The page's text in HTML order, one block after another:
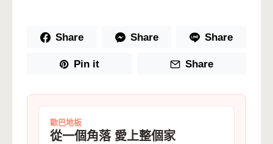
Share Share Share
Pin it Share
歐巴地板
從一個角落 愛上整個家